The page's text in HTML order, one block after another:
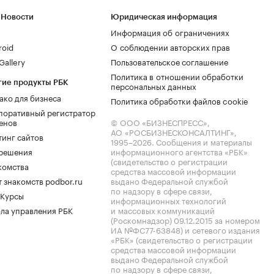
продукты РБК
для бизнеса
регистратор
сайтов
знакомств podbor.ru
управления РБК
Юридическая информация
Информация об ограничениях
О соблюдении авторских прав
Пользовательское соглашение
Политика в отношении обработки
персональных данных
Политика обработки файлов cookie
© ООО «БИЗНЕСПРЕСС»,
АО «РОСБИЗНЕСКОНСАЛТИНГ»,
1995–2026. Сообщения и материалы
информационного агентства «РБК»
(свидетельство о регистрации
средства массовой информации
выдано Федеральной службой
по надзору в сфере связи,
информационных технологий
и массовых коммуникаций
(Роскомнадзор) 09.12.2015 за номером
ИА №ФС77-63848) и сетевого издания
«РБК» (свидетельство о регистрации
средства массовой информации
выдано Федеральной службой
по надзору в сфере связи,